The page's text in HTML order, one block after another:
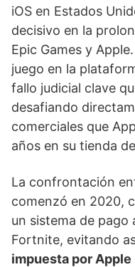
iOS en Estados
decisivo en la
Epic Games y
juego en la
fallo judicial clave
desafiando
comerciales que
años en su tienda
La confrontación
comenzó en 2020,
un sistema de
Fortnite, evitando
impuesta por Apple